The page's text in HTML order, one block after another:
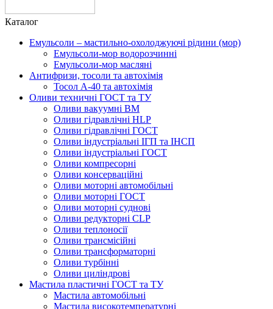
Каталог
Емульсоли – мастильно-охолоджуючі рідини (мор)
Емульсоли-мор водорозчинні
Емульсоли-мор масляні
Антифризи, тосоли та автохімія
Тосол А-40 та автохімія
Оливи техничні ГОСТ та ТУ
Оливи вакуумні ВМ
Оливи гідравлічні HLP
Оливи гідравлічні ГОСТ
Оливи індустріальні ІГП та ІНСП
Оливи індустріальні ГОСТ
Оливи компресорні
Оливи консерваційні
Оливи моторні автомобільні
Оливи моторні ГОСТ
Оливи моторні суднові
Оливи редукторні CLP
Оливи теплоносії
Оливи трансмісійні
Оливи трансформаторні
Оливи турбінні
Оливи циліндрові
Мастила пластичні ГОСТ та ТУ
Мастила автомобільні
Мастила високотемпературні